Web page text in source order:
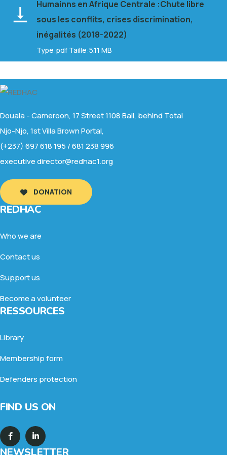
Humainns en Afrique Centrale :Chute libre
sous les conflits, crises discrimination,
inégalités (2018-2022)
Type:pdf Taille:5.11 MB
Douala - Cameroon, 17 Street 1108 Bali, behind Total
Njo-Njo, 1st Villa Brown Portal,
(+237) 697 618 195 / 681 238 996
executive director@redhac1.org
DONATION
REDHAC
Who we are
Contact us
Support us
Become a volunteer
RESSOURCES
Library
Membership form
Defenders protection
FIND US ON
NEWSLETTER